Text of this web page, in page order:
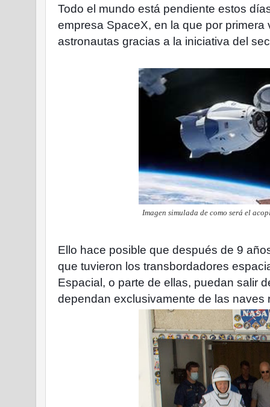
Todo el mundo está pendiente estos
empresa SpaceX, en la que por
astronautas gracias a la iniciativa del
Imagen simulada de como será el
Ello hace posible que después de 9
que tuvieron los transbordadores
Espacial, o parte de ellas, puedan salir
dependan exclusivamente de las naves